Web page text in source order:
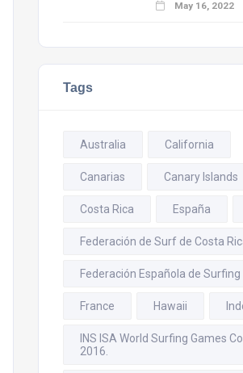
May 16, 2022
Tags
Australia California
Canarias Canary Islands
Costa Rica España
Federación de Surf de Costa
Federación Española de Surfing
France Hawaii
INS ISA World Surfing Games
2016.